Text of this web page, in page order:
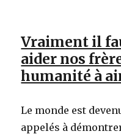
Vraiment il
aider nos
humanité à
Le monde est
appelés à